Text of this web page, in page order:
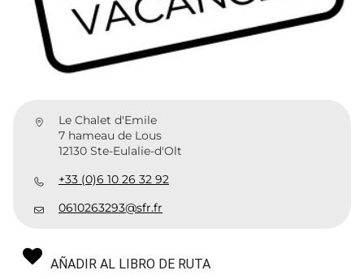
Le Chalet d'Emile
7 hameau de Lous
12130 Ste-Eulalie-d'Olt
+33 (0)6 10 26 32 92
0610263293@sfr.fr
AÑADIR AL LIBRO DE RUTA